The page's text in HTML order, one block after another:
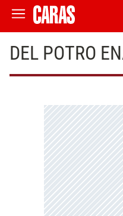
DEL POTRO